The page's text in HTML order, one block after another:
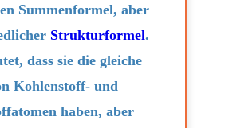
Summenformel, aber
Strukturformel.
dass sie die gleiche
Kohlenstoff- und
haben, aber